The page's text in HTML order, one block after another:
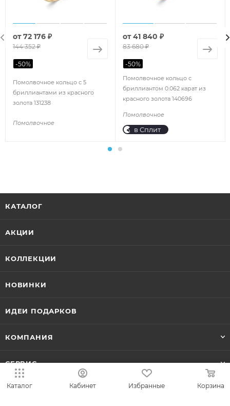
Помолвочное кольцо с 5
бриллиантами из красного
золота 131238
Помолвочное
от72 176 ₽
144 352 ₽
-50%
Помолвочное кольцо с
бриллиантом 0.062 карат из
красного золота 140696
Помолвочное
от41 840 ₽
83 680 ₽
-50%
в Сплит
КАТАЛОГ
АКЦИИ
КОЛЛЕКЦИИ
НОВИНКИ
ИДЕИ ПОДАРКОВ
КОМПАНИЯ
СЕРВИС
ЛИЧНЫЙ КАБИНЕТ
Каталог Кабинет Избранные Корзина